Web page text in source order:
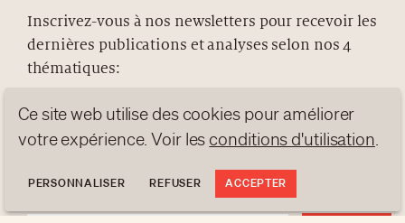
Inscrivez-vous à nos newsletters pour recevoir les
dernières publications et analyses selon nos 4
thématiques:
NEWS GEN Z
ANALYSES
TRENDS TO WATCH
À PROPOS
PROTECTION DES DONNÉES
contact@luxurytribune.com
Conçu parAntistatique
Ce site web utilise des cookies pour améliorer
votre expérience. Voir les conditions d'utilisation
PERSONNALISER REFUSER ACCEPTER